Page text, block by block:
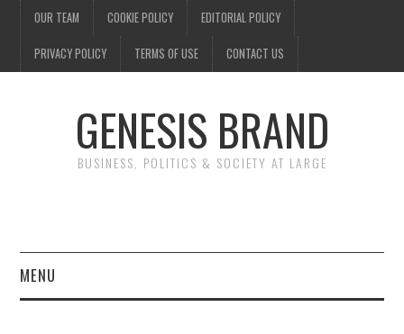
OUR TEAM COOKIE POLICY EDITORIAL POLICY
PRIVACY POLICY TERMS OF USE CONTACT US
GENESIS BRAND
BUSINESS, POLITICS & SOCIETY AT LARGE
MENU